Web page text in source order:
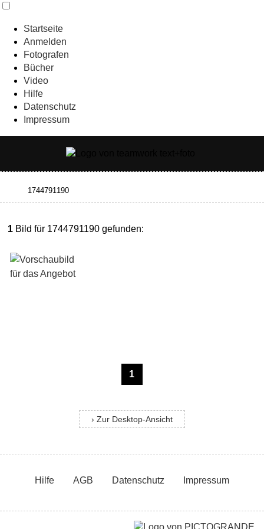
Startseite
Anmelden
Fotografen
Bücher
Video
Hilfe
Datenschutz
Impressum
1 Bild für 1744791190 gefunden:
1
› Zur Desktop-Ansicht
Hilfe AGB Datenschutz Impressum